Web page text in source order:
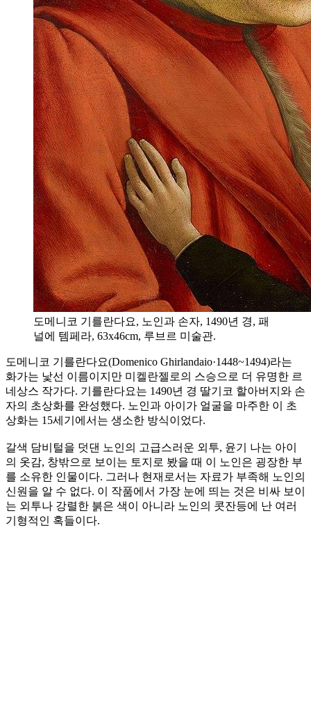
도메니코 기를란다요, 노인과 손자, 1490년 경, 패
널에 템페라, 63x46cm, 루브르 미술관.
도메니코 기를란다요(Domenico Ghirlandaio·1448~1494)라는
화가는 낯선 이름이지만 미켈란젤로의 스승으로 더 유명한 르
네상스 작가다. 기를란다요는 1490년 경 딸기코 할아버지와 손
자의 초상화를 완성했다. 노인과 아이가 얼굴을 마주한 이 초
상화는 15세기에서는 생소한 방식이었다.
갈색 담비털을 덧댄 노인의 고급스러운 외투, 윤기 나는 아이
의 옷감, 창밖으로 보이는 토지로 봤을 때 이 노인은 굉장한 부
를 소유한 인물이다. 그러나 현재로서는 자료가 부족해 노인의
신원을 알 수 없다. 이 작품에서 가장 눈에 띄는 것은 비싸 보이
는 외투나 강렬한 붉은 색이 아니라 노인의 콧잔등에 난 여러
기형적인 혹들이다.